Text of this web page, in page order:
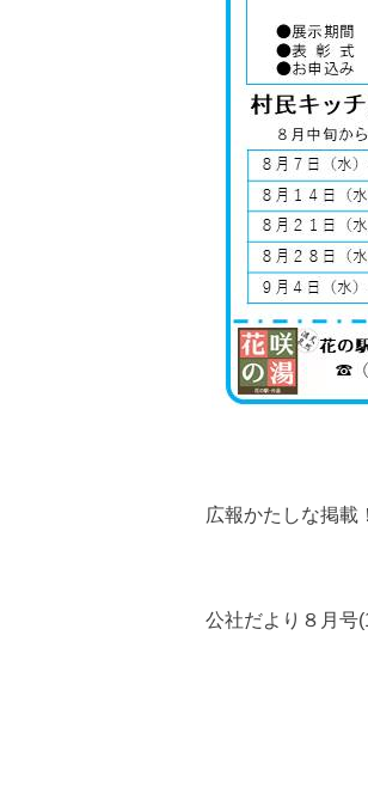
広報かたしな掲載！
公社だより８月号